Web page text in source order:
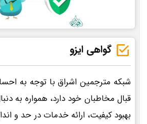
گواهی ایزو
شبکه مترجمین اشراق با توجه به
قبال مخاطبان خود دارد، همواره به
بهبود کیفیت، ارائه خدمات در حد و